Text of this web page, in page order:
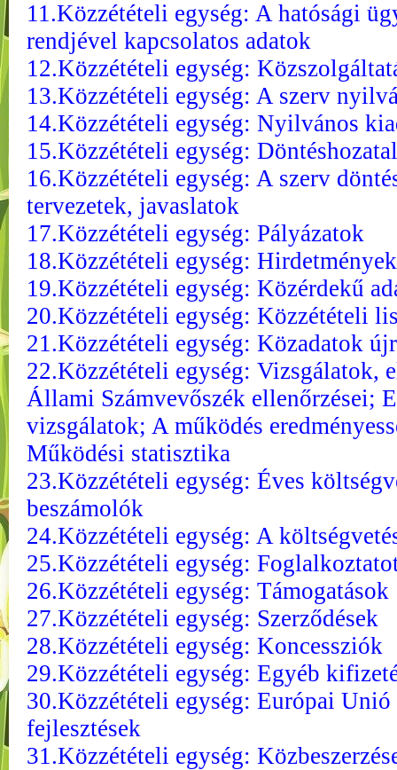
11.Közzétételi egység: A hatósági
rendjével kapcsolatos adatok
12.Közzétételi egység:
13.Közzétételi egység: A szerv
14.Közzétételi egység: Nyilvános
15.Közzétételi egység:
16.Közzétételi egység: A szerv
tervezetek, javaslatok
17.Közzétételi egység: Pályázatok
18.Közzétételi egység: Hirdetmények
19.Közzétételi egység: Közérdekű
20.Közzétételi egység: Közzétételi
21.Közzétételi egység: Közadatok
22.Közzétételi egység: Vizsgálatok,
Állami Számvevőszék ellenőrzései;
vizsgálatok; A működés
Működési statisztika
23.Közzétételi egység: Éves
beszámolók
24.Közzétételi egység: A
25.Közzétételi egység:
26.Közzétételi egység: Támogatások
27.Közzétételi egység: Szerződések
28.Közzétételi egység: Koncessziók
29.Közzétételi egység: Egyéb
30.Közzétételi egység: Európai
fejlesztések
31.Közzétételi egység: